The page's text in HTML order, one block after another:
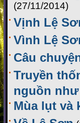
(27/11/2014)
Vịnh Lệ
Vình Lệ
Câu
Truyền
nguồn như
Mùa lụt và